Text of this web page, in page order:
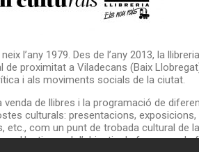
l’any 1979. Des de l’any 2013, la
de proximitat a Viladecans (Baix
i als moviments socials de la ciutat.
venda de llibres i la programació de
culturals: presentacions, exposicions,
etc., com un punt de trobada cultural de la
amb l’objectiu de fer xarxa, de